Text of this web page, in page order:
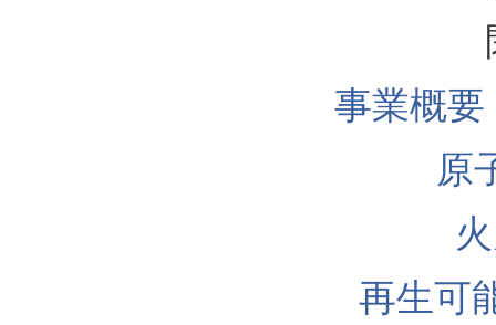
事業概
原
再生可